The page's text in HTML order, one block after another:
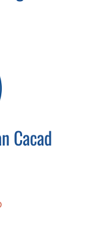
Cacad